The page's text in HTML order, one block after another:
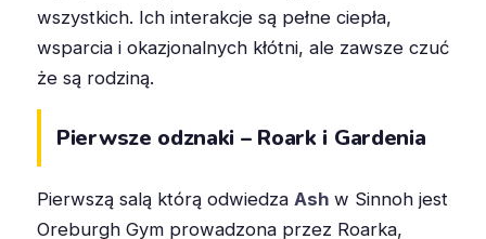
wszystkich. Ich interakcje są pełne ciepła,
wsparcia i okazjonalnych kłótni, ale zawsze czuć
że są rodziną.
Pierwsze odznaki – Roark i Gardenia
Pierwszą salą którą odwiedza Ash w Sinnoh jest
Oreburgh Gym prowadzona przez Roarka,